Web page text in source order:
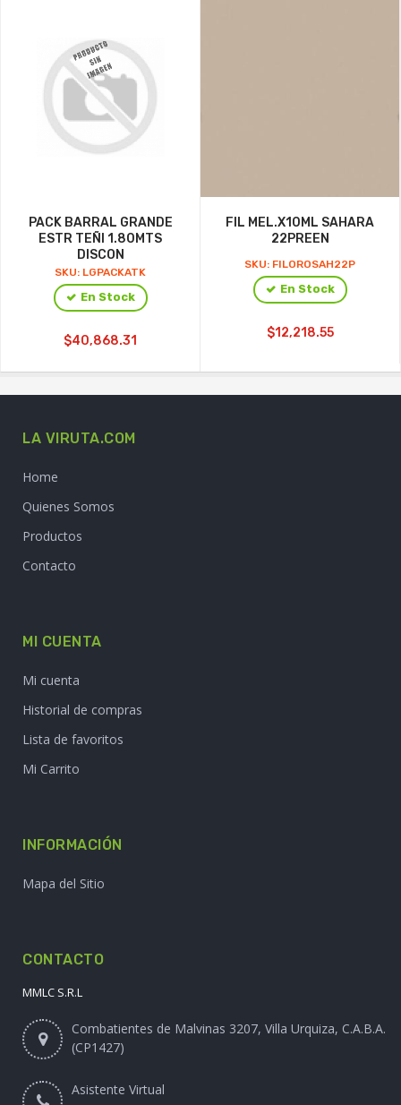
PACK BARRAL GRANDE
ESTR TEÑI 1.80MTS
DISCON
SKU: LGPACKATK
En Stock
$40,868.31
FIL MEL.X10ML SAHARA
22PREEN
SKU: FILOROSAH22P
En Stock
$12,218.55
LA VIRUTA.COM
Home
Quienes Somos
Productos
Contacto
MI CUENTA
Mi cuenta
Historial de compras
Lista de favoritos
Mi Carrito
INFORMACIÓN
Mapa del Sitio
CONTACTO
MMLC S.R.L
Combatientes de Malvinas 3207, Villa Urquiza, C.A.B.A.
(CP1427)
Asistente Virtual